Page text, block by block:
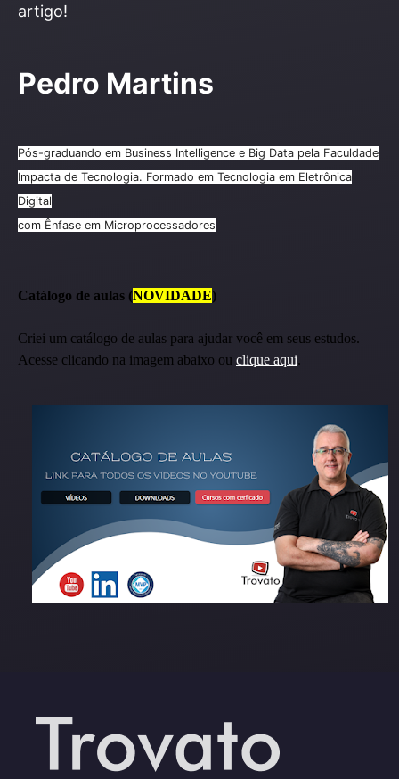
artigo!
Pedro Martins
Pós-graduando em Business Intelligence e Big Data pela Faculdade
Impacta de Tecnologia. Formado em Tecnologia em Eletrônica
Digital
com Ênfase em Microprocessadores
Catálogo de aulas (NOVIDADE)
Criei um catálogo de aulas para ajudar você em seus estudos.
Acesse clicando na imagem abaixo ou clique aqui.